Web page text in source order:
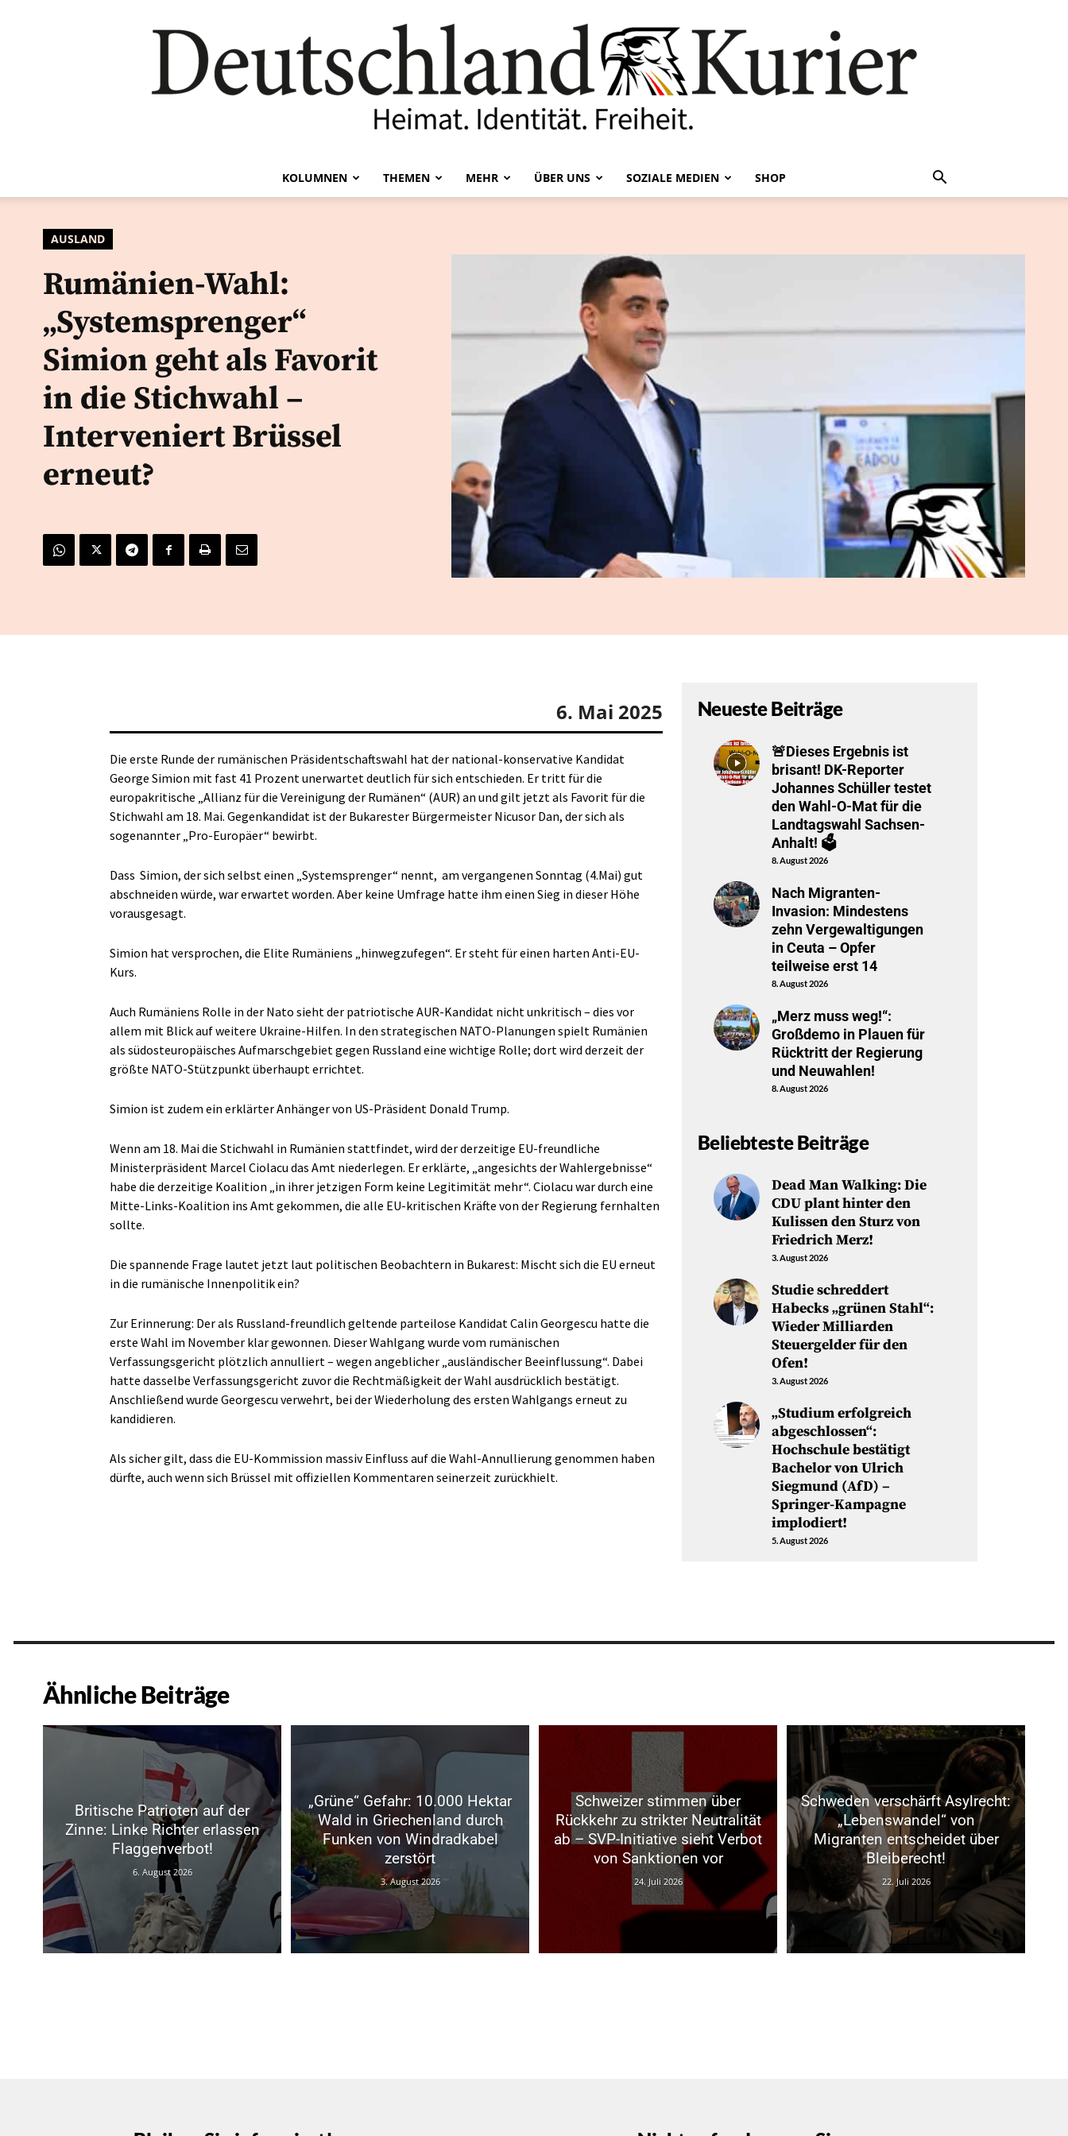
KOLUMNEN THEMEN MEHR ÜBER UNS SOZIALE MEDIEN SHOP
AUSLAND
Rumänien-Wahl:
„Systemsprenger“
Simion geht als Favorit
in die Stichwahl –
Interveniert Brüssel
erneut?
6. Mai 2025
Die erste Runde der rumänischen Präsidentschaftswahl hat der national-konservative Kandidat
George Simion mit fast 41 Prozent unerwartet deutlich für sich entschieden. Er tritt für die
europakritische „Allianz für die Vereinigung der Rumänen“ (AUR) an und gilt jetzt als Favorit für die
Stichwahl am 18. Mai. Gegenkandidat ist der Bukarester Bürgermeister Nicusor Dan, der sich als
sogenannter „Pro-Europäer“ bewirbt.
Dass Simion, der sich selbst einen „Systemsprenger“ nennt, am vergangenen Sonntag (4.Mai) gut
abschneiden würde, war erwartet worden. Aber keine Umfrage hatte ihm einen Sieg in dieser Höhe
vorausgesagt.
Simion hat versprochen, die Elite Rumäniens „hinwegzufegen“. Er steht für einen harten Anti-EU-
Kurs.
Auch Rumäniens Rolle in der Nato sieht der patriotische AUR-Kandidat nicht unkritisch – dies vor
allem mit Blick auf weitere Ukraine-Hilfen. In den strategischen NATO-Planungen spielt Rumänien
als südosteuropäisches Aufmarschgebiet gegen Russland eine wichtige Rolle; dort wird derzeit der
größte NATO-Stützpunkt überhaupt errichtet.
Simion ist zudem ein erklärter Anhänger von US-Präsident Donald Trump.
Wenn am 18. Mai die Stichwahl in Rumänien stattfindet, wird der derzeitige EU-freundliche
Ministerpräsident Marcel Ciolacu das Amt niederlegen. Er erklärte, „angesichts der Wahlergebnisse“
habe die derzeitige Koalition „in ihrer jetzigen Form keine Legitimität mehr“. Ciolacu war durch eine
Mitte-Links-Koalition ins Amt gekommen, die alle EU-kritischen Kräfte von der Regierung fernhalten
sollte.
Die spannende Frage lautet jetzt laut politischen Beobachtern in Bukarest: Mischt sich die EU erneut
in die rumänische Innenpolitik ein?
Zur Erinnerung: Der als Russland-freundlich geltende parteilose Kandidat Calin Georgescu hatte die
erste Wahl im November klar gewonnen. Dieser Wahlgang wurde vom rumänischen
Verfassungsgericht plötzlich annulliert – wegen angeblicher „ausländischer Beeinflussung“. Dabei
hatte dasselbe Verfassungsgericht zuvor die Rechtmäßigkeit der Wahl ausdrücklich bestätigt.
Anschließend wurde Georgescu verwehrt, bei der Wiederholung des ersten Wahlgangs erneut zu
kandidieren.
Als sicher gilt, dass die EU-Kommission massiv Einfluss auf die Wahl-Annullierung genommen haben
dürfte, auch wenn sich Brüssel mit offiziellen Kommentaren seinerzeit zurückhielt.
Neueste Beiträge
🚨Dieses Ergebnis ist
brisant! DK-Reporter
Johannes Schüller testet
den Wahl-O-Mat für die
Landtagswahl Sachsen-
Anhalt! 🗳️
8. August 2026
Nach Migranten-
Invasion: Mindestens
zehn Vergewaltigungen
in Ceuta – Opfer
teilweise erst 14
8. August 2026
„Merz muss weg!“:
Großdemo in Plauen für
Rücktritt der Regierung
und Neuwahlen!
8. August 2026
Beliebteste Beiträge
Dead Man Walking: Die
CDU plant hinter den
Kulissen den Sturz von
Friedrich Merz!
3. August 2026
Studie schreddert
Habecks „grünen Stahl“:
Wieder Milliarden
Steuergelder für den
Ofen!
3. August 2026
„Studium erfolgreich
abgeschlossen“:
Hochschule bestätigt
Bachelor von Ulrich
Siegmund (AfD) –
Springer-Kampagne
implodiert!
5. August 2026
Ähnliche Beiträge
Britische Patrioten auf der
Zinne: Linke Richter erlassen
Flaggenverbot!
6. August 2026
„Grüne“ Gefahr: 10.000 Hektar
Wald in Griechenland durch
Funken von Windradkabel
zerstört
3. August 2026
Schweizer stimmen über
Rückkehr zu strikter Neutralität
ab – SVP-Initiative sieht Verbot
von Sanktionen vor
24. Juli 2026
Schweden verschärft Asylrecht:
„Lebenswandel“ von
Migranten entscheidet über
Bleiberecht!
22. Juli 2026